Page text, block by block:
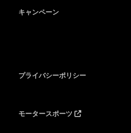
キャンペーン
プライバシーポリシー
モータースポーツ